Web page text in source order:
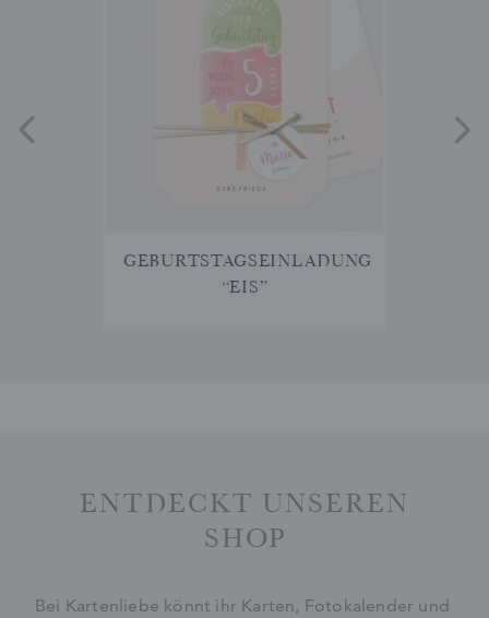
GEBURTSTAGSEINLADUNG
“EIS”
ENTDECKT UNSEREN
SHOP
Bei Kartenliebe könnt ihr Karten, Fotokalender und